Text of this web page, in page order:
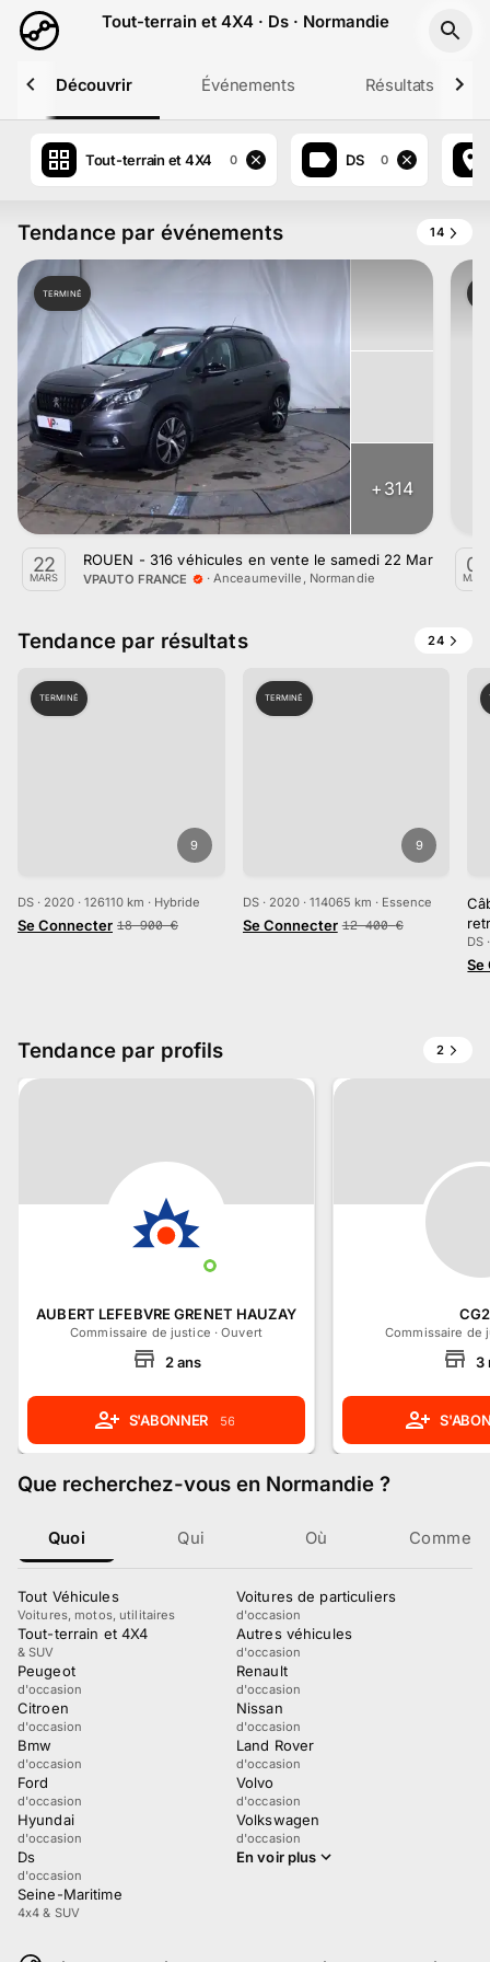
Aller au contenu principal
Tout-terrain et 4X4 · Ds · Normandie
Découvrir Événements Résultats
Tout-terrain et 4X4 0 DS 0
Tendance par événements 14
TERMINÉ
+ 314
22
MARS
ROUEN - 316 véhicules en vente le samedi 22 Mars
VPAUTO FRANCE · Anceaumeville, Normandie
08
Tendance par résultats 24
9
TERMINÉ
DS · 2020 · 126110 km · Hybride
Se Connecter 18 900 €
9
TERMINÉ
DS · 2020 · 114065 km · Essence
Se Connecter 12 400 €
DS
Se
Tendance par profils 2
AUBERT LEFEBVRE GRENET HAUZAY
Commissaire de justice ·Ouvert
2ans
S'ABONNER 56
Commissaire de
3
Que recherchez-vous en Normandie ?
Quoi Qui Où Comment
Tout Véhicules
Voitures, motos, utilitaires
Voitures de particuliers
d'occasion
Tout-terrain et 4X4
& SUV
Autres véhicules
d'occasion
Peugeot
d'occasion
Renault
d'occasion
Citroen
d'occasion
Nissan
d'occasion
Bmw
d'occasion
Land Rover
d'occasion
Ford
d'occasion
Volvo
d'occasion
Hyundai
d'occasion
Volkswagen
d'occasion
Ds
d'occasion
En voir plus
Seine-Maritime
4x4 & SUV